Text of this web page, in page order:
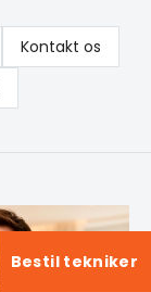
Kontakt os
Bestil tekniker